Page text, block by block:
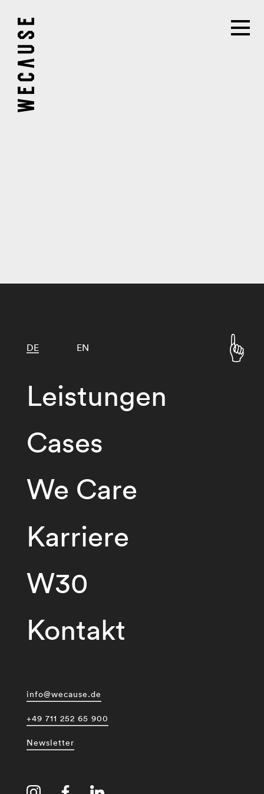
Leistungen
Cases
We Care
Karriere
W30
Kontakt
DE EN
info@wecause.de
+49 711 252 65 900
Newsletter